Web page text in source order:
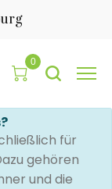
0
für
gehören
und die